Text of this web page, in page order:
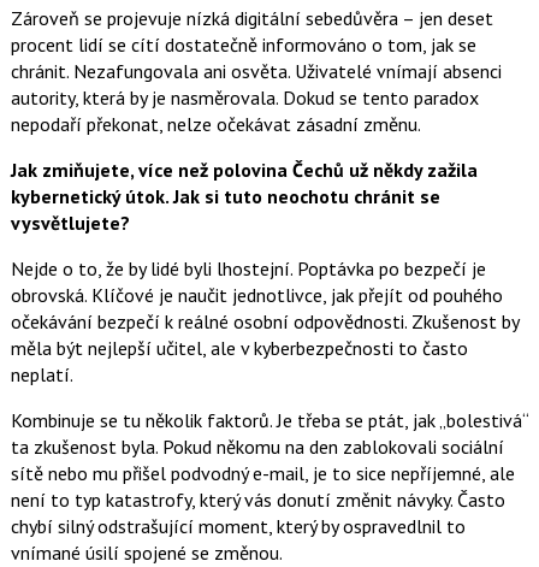
Zároveň se projevuje nízká digitální sebedůvěra – jen deset
procent lidí se cítí dostatečně informováno o tom, jak se
chránit. Nezafungovala ani osvěta. Uživatelé vnímají absenci
autority, která by je nasměrovala. Dokud se tento paradox
nepodaří překonat, nelze očekávat zásadní změnu.
Jak zmiňujete, více než polovina Čechů už někdy zažila
kybernetický útok. Jak si tuto neochotu chránit se
vysvětlujete?
Nejde o to, že by lidé byli lhostejní. Poptávka po bezpečí je
obrovská. Klíčové je naučit jednotlivce, jak přejít od pouhého
očekávání bezpečí k reálné osobní odpovědnosti. Zkušenost by
měla být nejlepší učitel, ale v kyberbezpečnosti to často
neplatí.
Kombinuje se tu několik faktorů. Je třeba se ptát, jak „bolestivá“
ta zkušenost byla. Pokud někomu na den zablokovali sociální
sítě nebo mu přišel podvodnýe-mail, je to sice nepříjemné, ale
není to typ katastrofy, který vás donutí změnit návyky. Často
chybí silný odstrašující moment, který by ospravedlnil to
vnímané úsilí spojené se změnou.